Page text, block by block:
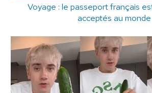
Voyage : le passeport français
acceptés au monde